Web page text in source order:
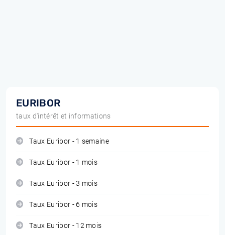
EURIBOR
taux d'intérêt et informations
Taux Euribor - 1 semaine
Taux Euribor - 1 mois
Taux Euribor - 3 mois
Taux Euribor - 6 mois
Taux Euribor - 12 mois